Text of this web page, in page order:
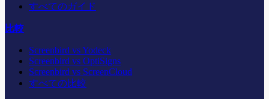
すべてのガイド
比較
Screenbird vs Yodeck
Screenbird vs OptiSigns
Screenbird vs ScreenCloud
すべての比較